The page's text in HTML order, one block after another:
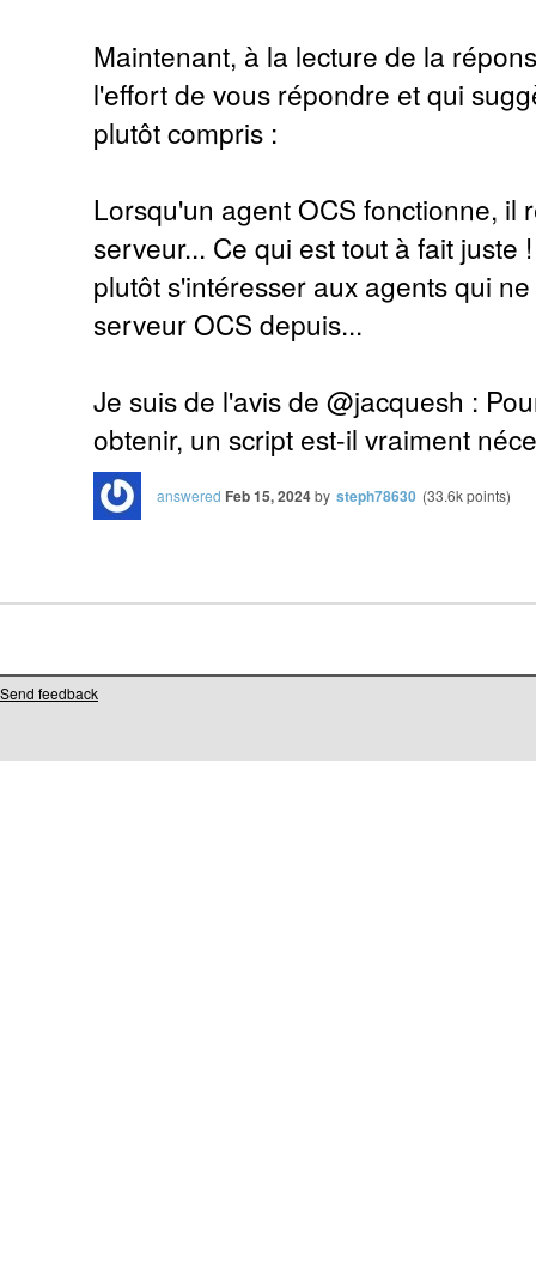
Maintenant, à la lecture de la
l'effort de vous répondre et qui
plutôt compris :
Lorsqu'un agent OCS fonctionne, il
serveur... Ce qui est tout à fait juste
plutôt s'intéresser aux agents qui
serveur OCS depuis...
Je suis de l'avis de @jacquesh :
obtenir, un script est-il vraiment
answered Feb 15, 2024by steph78630 (33.6kpoints)
Send feedback